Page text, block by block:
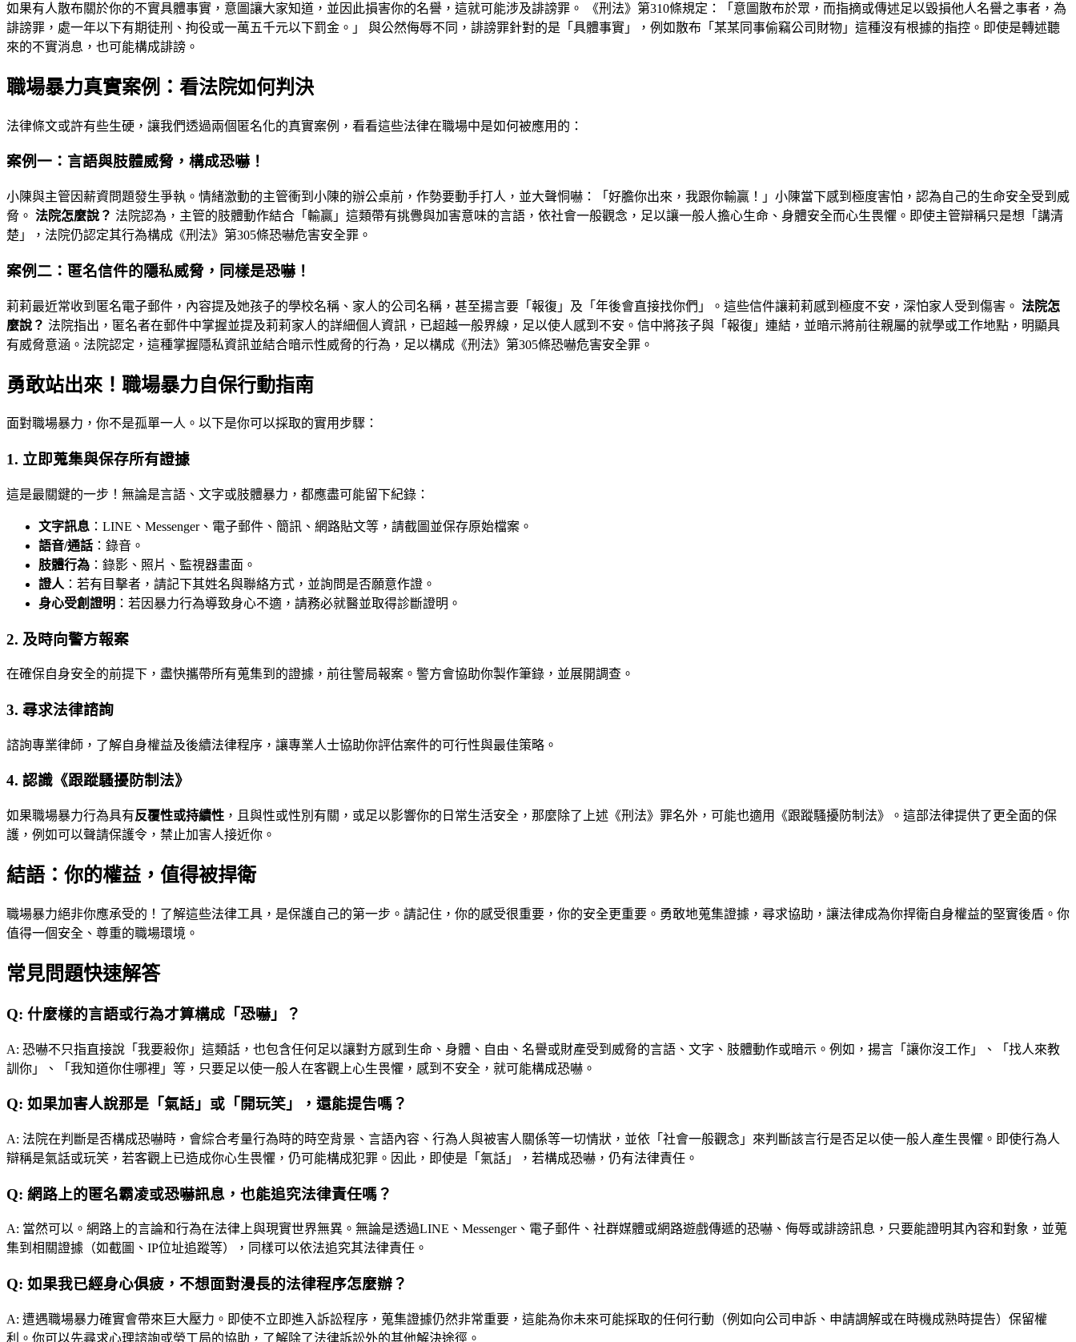
如果有人散布關於你的不實具體事實，意圖讓大家知道，並因此損害你的名譽，這就可能涉及誹謗罪。 《刑法》第310條規定：「意圖散布於眾，而指摘或傳述足以毀損他人名譽之事者，為
誹謗罪，處一年以下有期徒刑、拘役或一萬五千元以下罰金。」 與公然侮辱不同，誹謗罪針對的是「具體事實」，例如散布「某某同事偷竊公司財物」這種沒有根據的指控。即使是轉述聽
來的不實消息，也可能構成誹謗。
職場暴力真實案例：看法院如何判決
法律條文或許有些生硬，讓我們透過兩個匿名化的真實案例，看看這些法律在職場中是如何被應用的：
案例一：言語與肢體威脅，構成恐嚇！
小陳與主管因薪資問題發生爭執。情緒激動的主管衝到小陳的辦公桌前，作勢要動手打人，並大聲恫嚇：「好膽你出來，我跟你輸贏！」小陳當下感到極度害怕，認為自己的生命安全受到威
脅。 法院怎麼說？ 法院認為，主管的肢體動作結合「輸贏」這類帶有挑釁與加害意味的言語，依社會一般觀念，足以讓一般人擔心生命、身體安全而心生畏懼。即使主管辯稱只是想「講清
楚」，法院仍認定其行為構成《刑法》第305條恐嚇危害安全罪。
案例二：匿名信件的隱私威脅，同樣是恐嚇！
莉莉最近常收到匿名電子郵件，內容提及她孩子的學校名稱、家人的公司名稱，甚至揚言要「報復」及「年後會直接找你們」。這些信件讓莉莉感到極度不安，深怕家人受到傷害。 法院怎
麼說？ 法院指出，匿名者在郵件中掌握並提及莉莉家人的詳細個人資訊，已超越一般界線，足以使人感到不安。信中將孩子與「報復」連結，並暗示將前往親屬的就學或工作地點，明顯具
有威脅意涵。法院認定，這種掌握隱私資訊並結合暗示性威脅的行為，足以構成《刑法》第305條恐嚇危害安全罪。
勇敢站出來！職場暴力自保行動指南
面對職場暴力，你不是孤單一人。以下是你可以採取的實用步驟：
1. 立即蒐集與保存所有證據
這是最關鍵的一步！無論是言語、文字或肢體暴力，都應盡可能留下紀錄：
文字訊息 ：LINE、Messenger、電子郵件、簡訊、網路貼文等，請截圖並保存原始檔案。
語音/通話 ：錄音。
肢體行為 ：錄影、照片、監視器畫面。
證人 ：若有目擊者，請記下其姓名與聯絡方式，並詢問是否願意作證。
身心受創證明 ：若因暴力行為導致身心不適，請務必就醫並取得診斷證明。
2. 及時向警方報案
在確保自身安全的前提下，盡快攜帶所有蒐集到的證據，前往警局報案。警方會協助你製作筆錄，並展開調查。
3. 尋求法律諮詢
諮詢專業律師，了解自身權益及後續法律程序，讓專業人士協助你評估案件的可行性與最佳策略。
4. 認識《跟蹤騷擾防制法》
如果職場暴力行為具有反覆性或持續性 ，且與性或性別有關，或足以影響你的日常生活安全，那麼除了上述《刑法》罪名外，可能也適用《跟蹤騷擾防制法》。這部法律提供了更全面的保
護，例如可以聲請保護令，禁止加害人接近你。
結語：你的權益，值得被捍衛
職場暴力絕非你應承受的！了解這些法律工具，是保護自己的第一步。請記住，你的感受很重要，你的安全更重要。勇敢地蒐集證據，尋求協助，讓法律成為你捍衛自身權益的堅實後盾。你
值得一個安全、尊重的職場環境。
常見問題快速解答
Q: 什麼樣的言語或行為才算構成「恐嚇」？
A: 恐嚇不只指直接說「我要殺你」這類話，也包含任何足以讓對方感到生命、身體、自由、名譽或財產受到威脅的言語、文字、肢體動作或暗示。例如，揚言「讓你沒工作」、「找人來教
訓你」、「我知道你住哪裡」等，只要足以使一般人在客觀上心生畏懼，感到不安全，就可能構成恐嚇。
Q: 如果加害人說那是「氣話」或「開玩笑」，還能提告嗎？
A: 法院在判斷是否構成恐嚇時，會綜合考量行為時的時空背景、言語內容、行為人與被害人關係等一切情狀，並依「社會一般觀念」來判斷該言行是否足以使一般人產生畏懼。即使行為人
辯稱是氣話或玩笑，若客觀上已造成你心生畏懼，仍可能構成犯罪。因此，即使是「氣話」，若構成恐嚇，仍有法律責任。
Q: 網路上的匿名霸凌或恐嚇訊息，也能追究法律責任嗎？
A: 當然可以。網路上的言論和行為在法律上與現實世界無異。無論是透過LINE、Messenger、電子郵件、社群媒體或網路遊戲傳遞的恐嚇、侮辱或誹謗訊息，只要能證明其內容和對象，並蒐
集到相關證據（如截圖、IP位址追蹤等），同樣可以依法追究其法律責任。
Q: 如果我已經身心俱疲，不想面對漫長的法律程序怎麼辦？
A: 遭遇職場暴力確實會帶來巨大壓力。即使不立即進入訴訟程序，蒐集證據仍然非常重要，這能為你未來可能採取的任何行動（例如向公司申訴、申請調解或在時機成熟時提告）保留權
利。你可以先尋求心理諮詢或勞工局的協助，了解除了法律訴訟外的其他解決途徑。